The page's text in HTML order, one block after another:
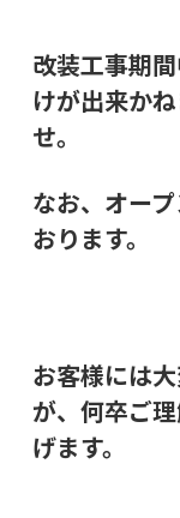
改装工事期
けが出来か
せ。
なお、オー
おります。
お客様には
が、何卒ご
げます。